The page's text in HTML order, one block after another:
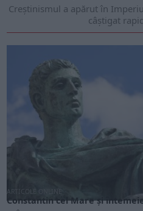
Creștinismul a apărut în
câștigat
ARTICOLE ONLINE
Constantin cel Mare și